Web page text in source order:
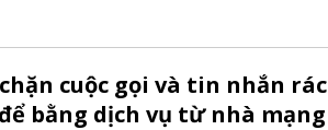
cuộc gọi và tin nhắn rác
bằng dịch vụ từ nhà mạng